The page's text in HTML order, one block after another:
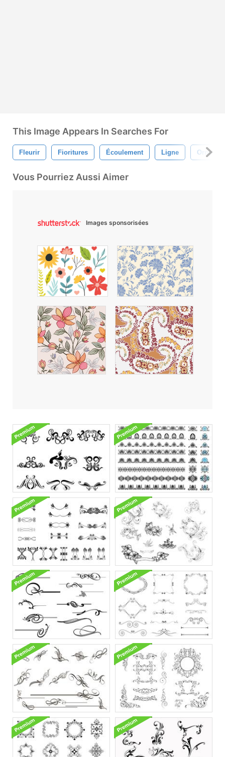
This Image Appears In Searches For
Fleurir Fioritures Écoulement Ligne
Vous Pourriez Aussi Aimer
Images sponsorisées